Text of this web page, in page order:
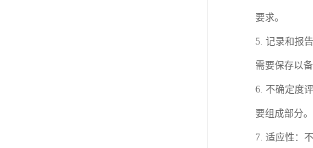
要求。
5. 记录和报
需要保存以备
6. 不确定度
要组成部分。
7. 适应性：